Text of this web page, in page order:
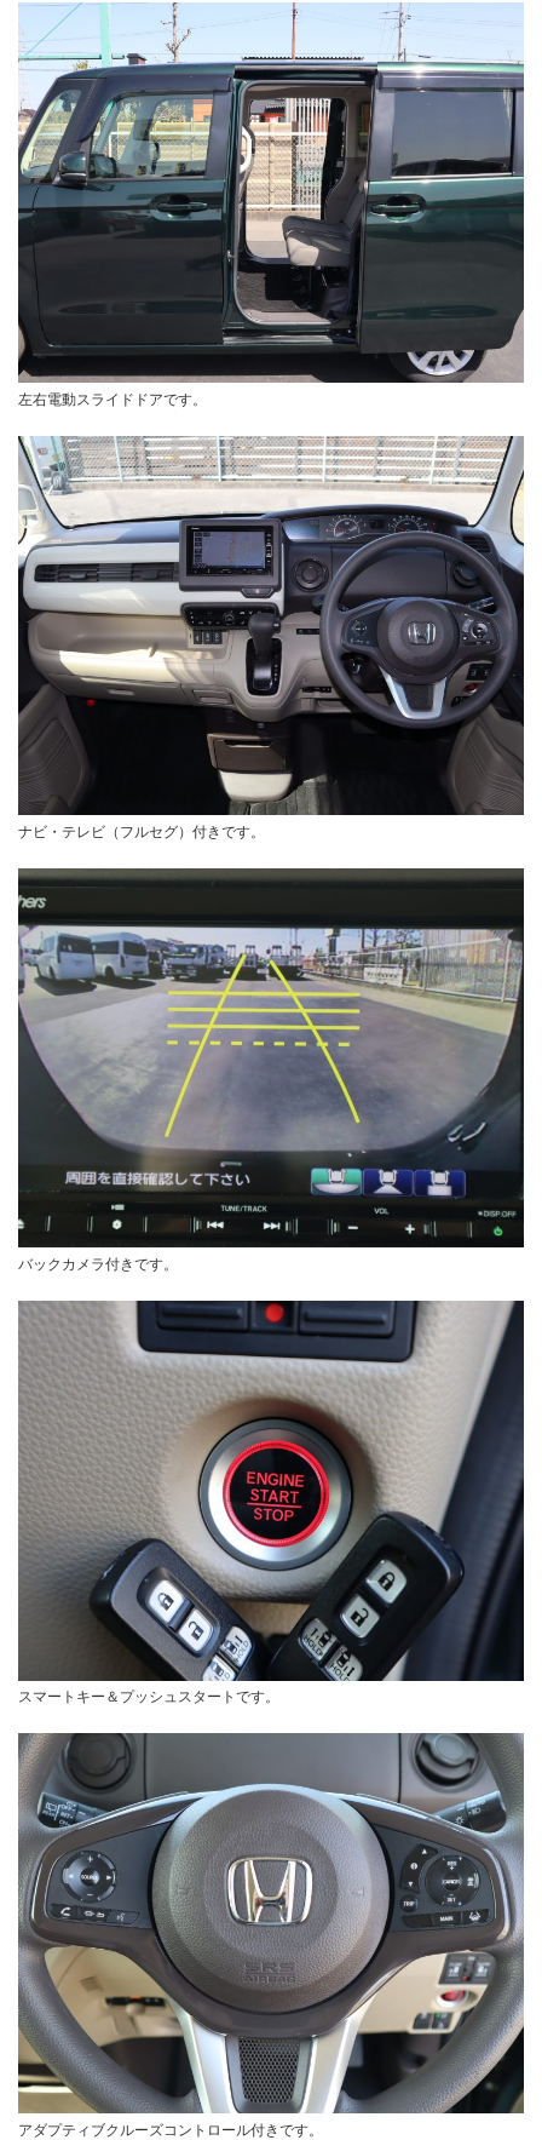
左右電動スライドドアです。
ナビ・テレビ（フルセグ）付きです。
バックカメラ付きです。
スマートキー＆プッシュスタートです。
アダプティブクルーズコントロール付きです。